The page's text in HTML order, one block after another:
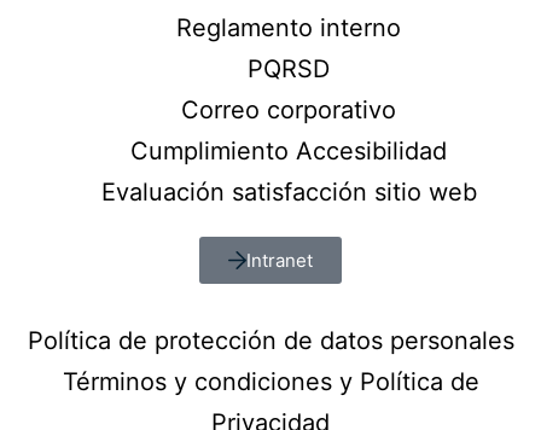
Reglamento interno
PQRSD
Correo corporativo
Cumplimiento Accesibilidad
Evaluación satisfacción sitio web
Intranet
Política de protección de datos personales
Términos y condiciones y Política de
Privacidad